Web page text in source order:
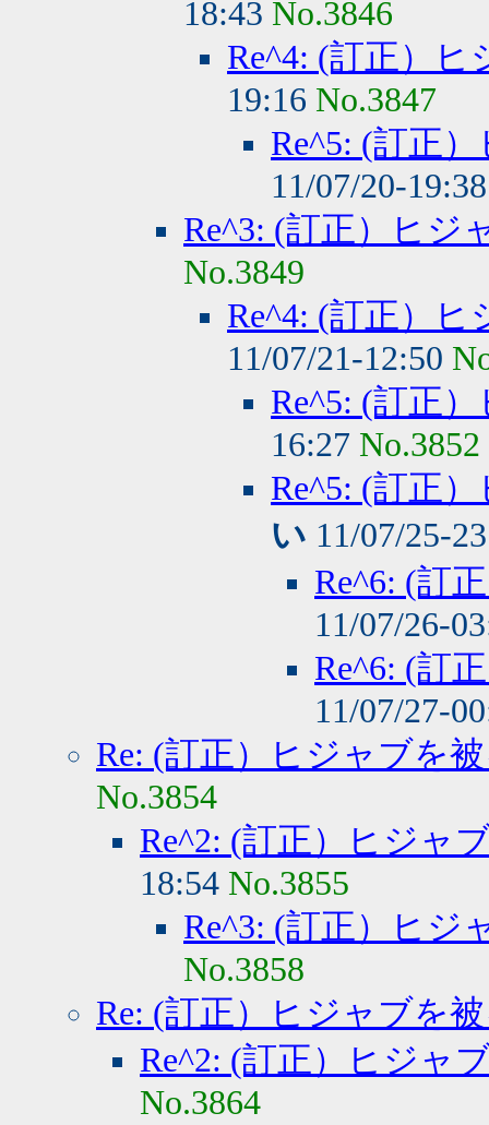
18:43 No.3846
Re^4: (訂正）
19:16 No.3847
Re^5: (訂正
11/07/20-
Re^3: (訂正）ヒジ
No.3849
Re^4: (訂正）
11/07/21-12:50
Re^5: (訂正
16:27 No.3852
Re^5: (訂正
い 11/07/25-
Re^6: (訂
11/07/26-
Re^6: (訂
11/07/27-
Re: (訂正）ヒジャブを
No.3854
Re^2: (訂正）ヒジャ
18:54 No.3855
Re^3: (訂正）ヒジ
No.3858
Re: (訂正）ヒジャブを
Re^2: (訂正）ヒジャ
No.3864